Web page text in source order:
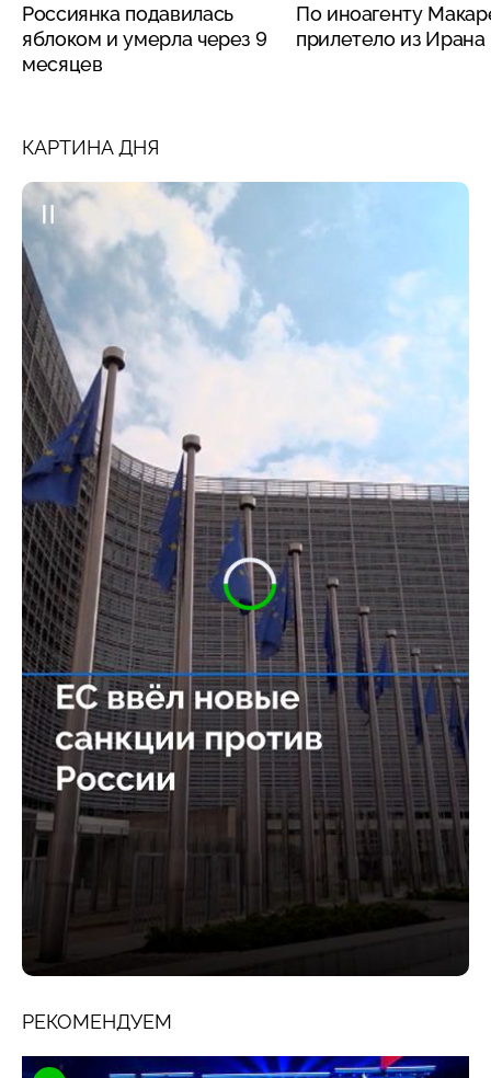
Россиянка подавилась
яблоком и умерла через 9
месяцев
По иноагенту
прилетело из Ирана
КАРТИНА ДНЯ
РЕКОМЕНДУЕМ